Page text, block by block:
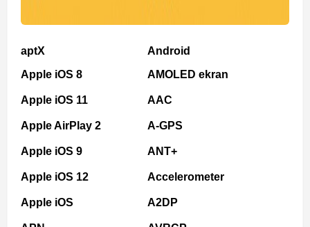
aptX
Apple iOS 8
Apple iOS 11
Apple AirPlay 2
Apple iOS 9
Apple iOS 12
Apple iOS
Android
AMOLED ekran
AAC
A-GPS
ANT+
Accelerometer
A2DP